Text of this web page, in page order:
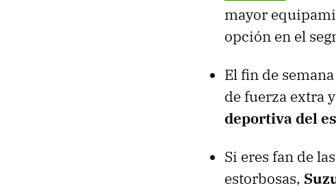
mayor
opción en el
El fin de
de fuerza extra
deportiva del
Si eres fan de
estorbosas,